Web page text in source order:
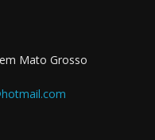
Mato Grosso